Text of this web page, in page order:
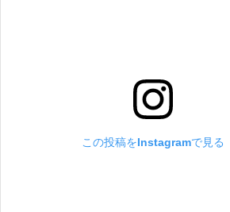
この投稿をInstagramで見る